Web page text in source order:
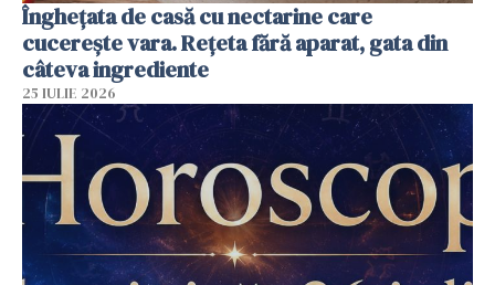
Înghețata de casă cu nectarine care
cucerește vara. Rețeta fără aparat, gata din
câteva ingrediente
25 IULIE 2026